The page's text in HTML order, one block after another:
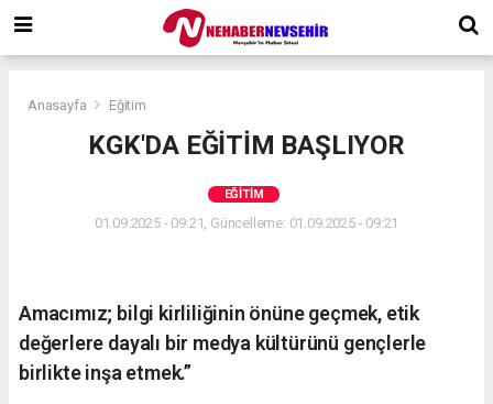
Anasayfa Eğitim
KGK'DA EĞİTİM BAŞLIYOR
EĞITIM
01.09.2025 - 09:21, Güncelleme: 01.09.2025 - 09:21
Amacımız; bilgi kirliliğinin önüne geçmek, etik
değerlere dayalı bir medya kültürünü gençlerle
birlikte inşa etmek.”